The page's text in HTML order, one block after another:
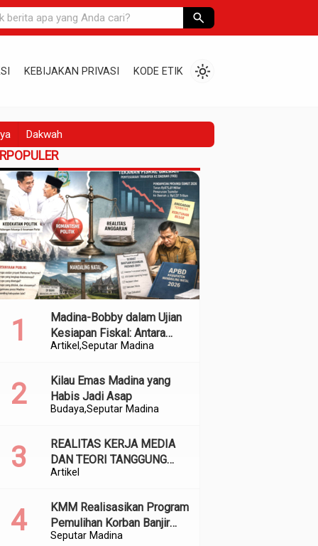
search
KEBIJAKAN PRIVASI KODE ETIK light_mode
Dakwah
Artikel Seputar Madina
Madina-Bobby dalam Ujian
Kesiapan Fiskal: Antara
Kedekatan Politik dan
BudayaSeputar Madina
Kilau Emas Madina yang
Habis Jadi Asap
Artikel
REALITAS KERJA MEDIA
DAN TEORI TANGGUNG
JAWAB SOSIAL
Seputar Madina
KMM Realisasikan Program
Pemulihan Korban Banjir
dan Longsor di Kabupaten